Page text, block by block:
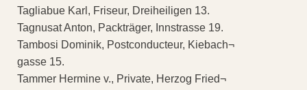
Tagliabue Karl, Friseur, Dreiheiligen 13.
Tagnusat Anton, Packträger, Innstrasse 19.
Tambosi Dominik, Postconducteur, Kiebach¬
gasse 15.
Tammer Hermine v., Private, Herzog Fried¬